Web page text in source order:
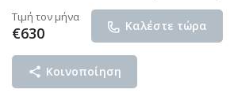
Τιμή τον μήνα
€630 Καλέστε τώρα
Κοινοποίηση